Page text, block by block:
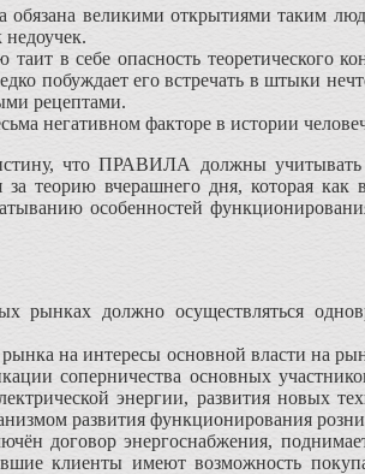
великими открытиями таким
недоучек.
в себе опасность теоретического
побуждает его встречать в штыки
рецептами.
факторе в истории
что ПРАВИЛА должны
за теорию вчерашнего дня, которая
особенностей
рынках должно осуществляться
на интересы основной власти на
соперничества основных
энергии, развития новых
развития функционирования
договор энергоснабжения,
клиенты имеют возможность